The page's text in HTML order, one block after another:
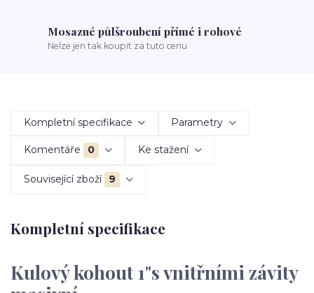
Mosazné půlšroubení přímé i rohové
Nelze jen tak koupit za tuto cenu
Kompletní specifikace Parametry
Komentáře 0 Ke stažení
Související zboží 9
Kompletní specifikace
Kulový kohout 1"s vnitřními závity